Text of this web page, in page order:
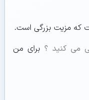
می کنید ؟ برای من